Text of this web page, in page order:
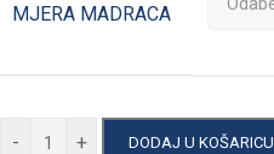
MJERA MADRACA
- + DODAJ U KOŠARICU